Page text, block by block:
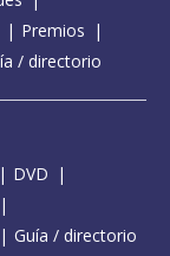
Premios
/ directorio
DVD
Guía / directorio